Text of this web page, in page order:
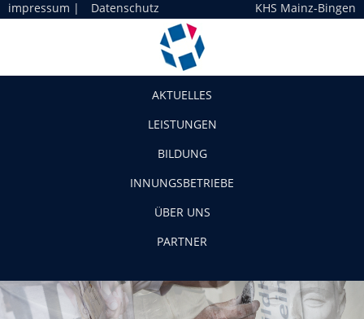
impressum | Datenschutz KHS Mainz-Bingen
AKTUELLES
LEISTUNGEN
BILDUNG
INNUNGSBETRIEBE
ÜBER UNS
PARTNER